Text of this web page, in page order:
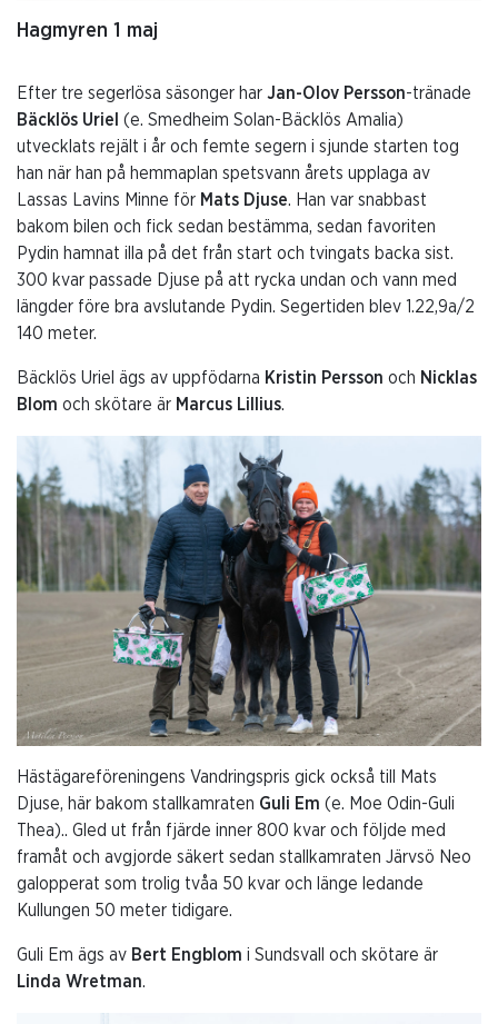
Hagmyren 1 maj
Efter tre segerlösa säsonger har Jan-Olov Persson-tränade
Bäcklös Uriel (e. Smedheim Solan-Bäcklös Amalia)
utvecklats rejält i år och femte segern i sjunde starten tog
han när han på hemmaplan spetsvann årets upplaga av
Lassas Lavins Minne för Mats Djuse. Han var snabbast
bakom bilen och fick sedan bestämma, sedan favoriten
Pydin hamnat illa på det från start och tvingats backa sist.
300 kvar passade Djuse på att rycka undan och vann med
längder före bra avslutande Pydin. Segertiden blev 1.22,9a/2
140 meter.
Bäcklös Uriel ägs av uppfödarna Kristin Persson och Nicklas
Blom och skötare är Marcus Lillius.
Hästägareföreningens Vandringspris gick också till Mats
Djuse, här bakom stallkamraten Guli Em (e. Moe Odin-Guli
Thea).. Gled ut från fjärde inner 800 kvar och följde med
framåt och avgjorde säkert sedan stallkamraten Järvsö Neo
galopperat som trolig tvåa 50 kvar och länge ledande
Kullungen 50 meter tidigare.
Guli Em ägs av Bert Engblom i Sundsvall och skötare är
Linda Wretman.